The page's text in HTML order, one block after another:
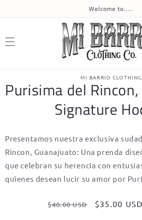
Welcome to.....
information
MI BARRIO CLOTHING
Purisima del
Signature
Presentamos nuestra exclusiva
Rincon, Guanajuato: Una prenda
que celebran su herencia con
quienes desean lucir su amor por
Regular
$40.00 USD
Sale
$35.00 USD